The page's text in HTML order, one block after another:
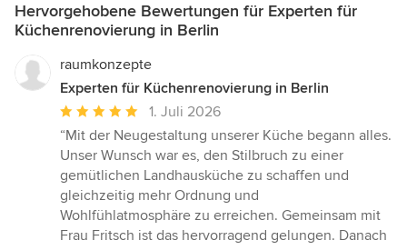
Hervorgehobene Bewertungen für Experten für
Küchenrenovierung in Berlin
raumkonzepte
Experten für Küchenrenovierung in Berlin
Durchschnittliche
Bewertung:
5
von
5
Sternen
1. Juli 2026
“Mit der Neugestaltung unserer Küche begann alles.
Unser Wunsch war es, den Stilbruch zu einer
gemütlichen Landhausküche zu schaffen und
gleichzeitig mehr Ordnung und
Wohlfühlatmosphäre zu erreichen. Gemeinsam mit
Frau Fritsch ist das hervorragend gelungen. Danach